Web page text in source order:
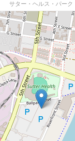
サター・ヘルス・パーク